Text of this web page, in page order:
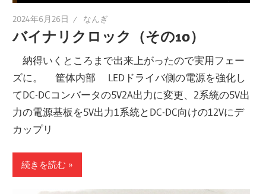
2024年6月26日 なんぎ
バイナリクロック（その10）
納得いくところまで出来上がったので実用フェー
ズに。 筐体内部 LEDドライバ側の電源を強化し
てDC-DCコンバータの5V2A出力に変更、2系統の5V出
力の電源基板を5V出力1系統とDC-DC向けの12Vにデ
カップリ
続きを読む